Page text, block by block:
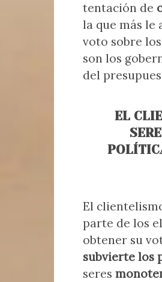
tentación de
la que más le
voto sobre
son los
del
EL
El
parte de los
obtener su
subvierte los
seres